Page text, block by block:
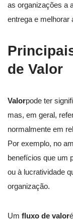
as organizações a
entrega e melhorar
de Valor
Valorpode ter
mas, em geral,
normalmente em
Por exemplo, no
benefícios que um
ou à lucratividade
organização.
Um fluxo de valor